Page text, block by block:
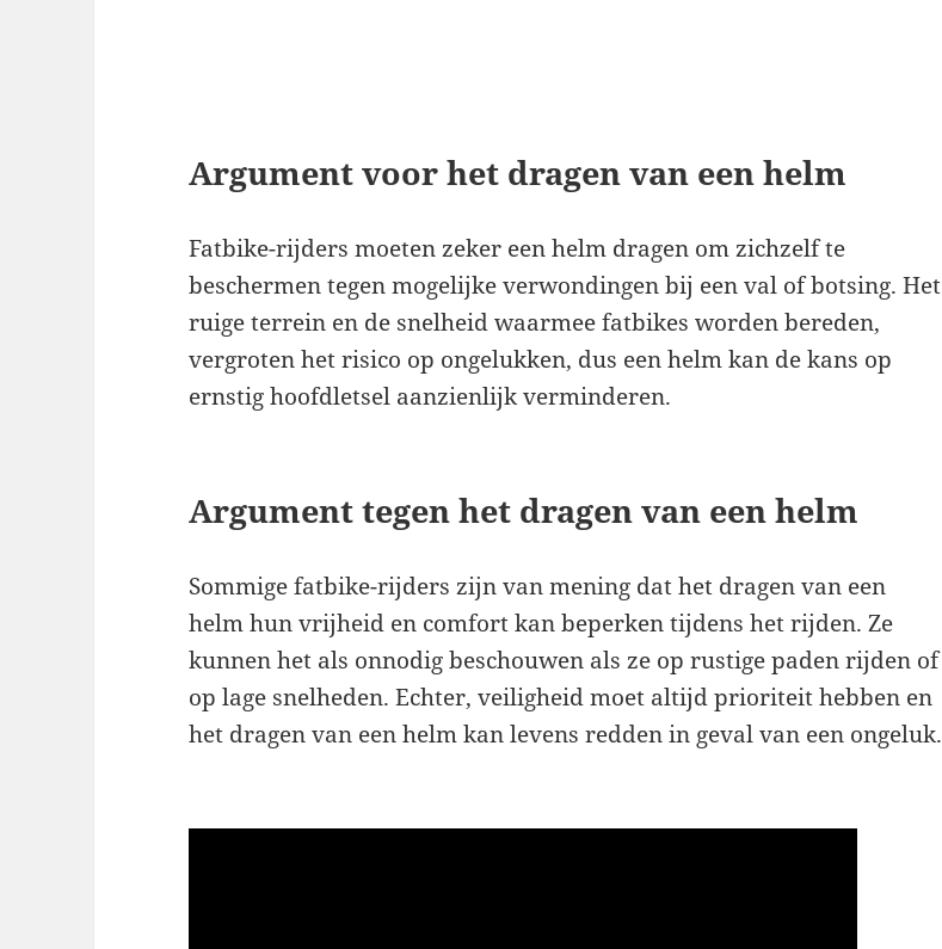
Argument voor het dragen van een helm
Fatbike-rijders moeten zeker een helm dragen om zichzelf te
beschermen tegen mogelijke verwondingen bij een val of botsing. Het
ruige terrein en de snelheid waarmee fatbikes worden bereden,
vergroten het risico op ongelukken, dus een helm kan de kans op
ernstig hoofdletsel aanzienlijk verminderen.
Argument tegen het dragen van een helm
Sommige fatbike-rijders zijn van mening dat het dragen van een
helm hun vrijheid en comfort kan beperken tijdens het rijden. Ze
kunnen het als onnodig beschouwen als ze op rustige paden rijden of
op lage snelheden. Echter, veiligheid moet altijd prioriteit hebben en
het dragen van een helm kan levens redden in geval van een ongeluk.